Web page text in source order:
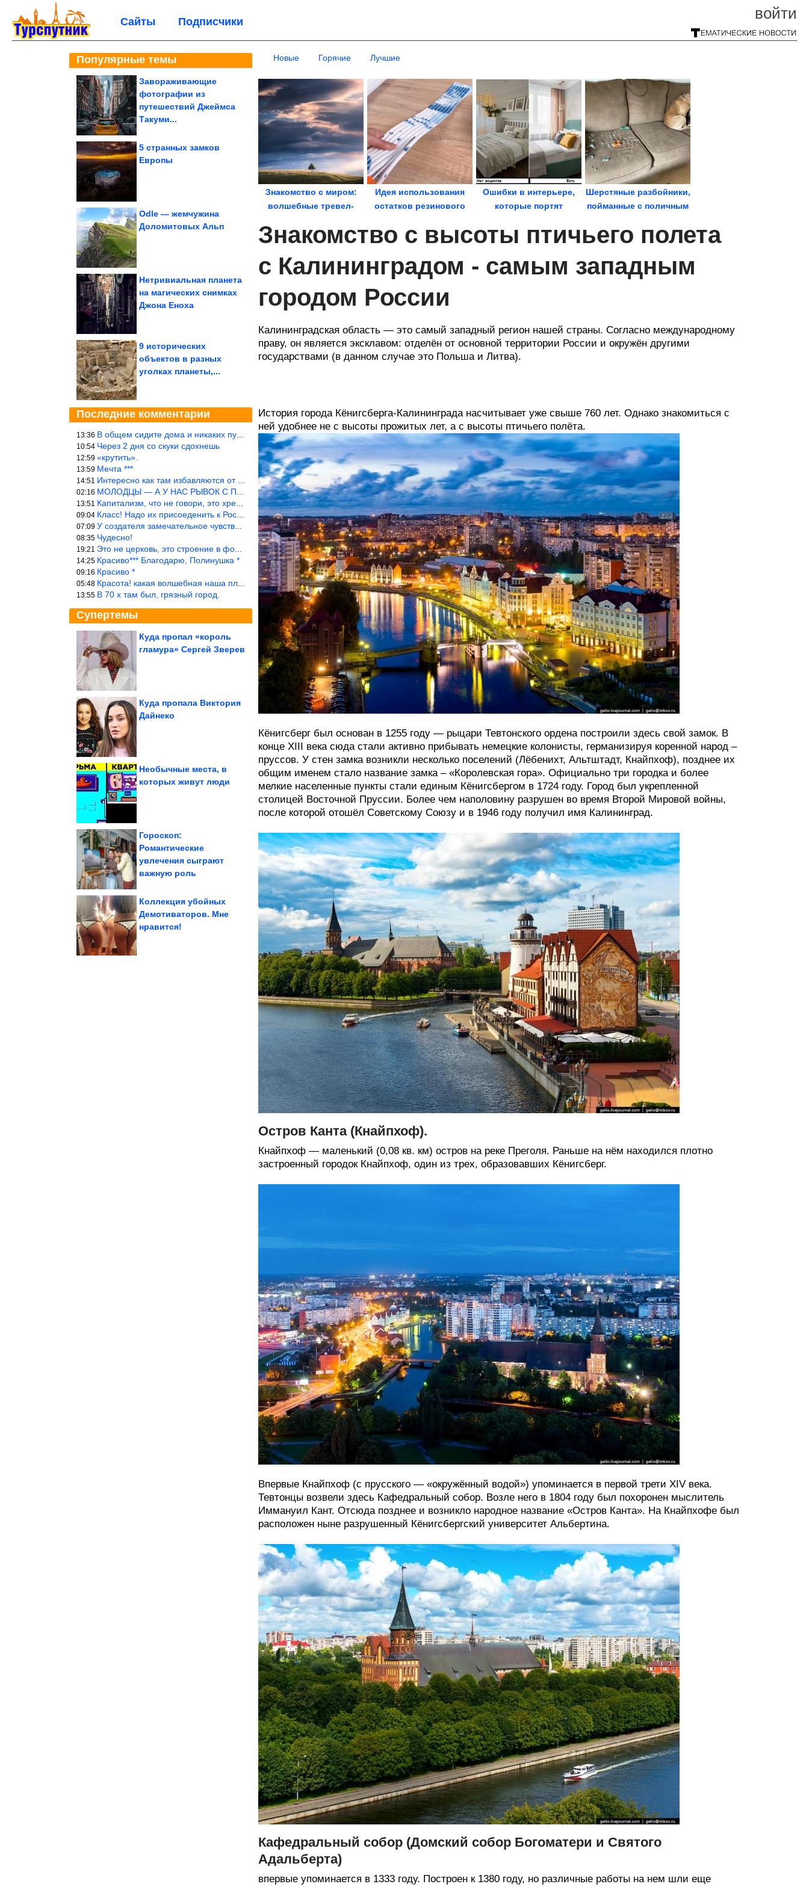
войти
Сайты Подписчики
Популярные темы
Завораживающие
фотографии из
путешествий Джеймса
Такуми...
5 странных замков
Европы
Odle — жемчужина
Доломитовых Альп
Нетривиальная планета
на магических снимках
Джона Еноха
9 исторических
объектов в разных
уголках планеты,...
Последние комментарии
13:36 В общем сидите дома и никаких путешествий А самая грязная в от
10:54 Через 2 дня со скуки сдохнешь
12:59 «крутить».
13:59 Мечта ***
14:51 Интересно как там избавляются от физиологических и прочих отходо
02:16 МОЛОДЦЫ — А У НАС РЫВОК С ПРОРЫВОМ В ТРУБУ
13:51 Капитализм, что не говори, это хреново (((
09:04 Класс! Надо их присоеденить к России!
07:09 У создателя замечательное чувство юмора! ))
08:35 Чудесно!
19:21 Это не церковь, это строение в форме церкви.
14:25 Красиво*** Благодарю, Полинушка *
09:16 Красиво *
05:48 Красота! какая волшебная наша планета!… еще-бы, мы понимали это…
13:55 В 70 х там был, грязный город.
Супертемы
Куда пропал «король
гламура» Сергей Зверев
Когда вселенная
Куда пропала Виктория
Дайнеко
Необычные места, в
которых живут люди
Гороскоп:
Романтические
увлечения сыграют
важную роль
Умер актёр Юрий
Коллекция убойных
Демотиваторов. Мне
нравится!
Любимов
Новые Горячие Лучшие
Знакомство с миром:
волшебные тревел-
Табаччи
Идея использования
остатков резинового
Ошибки в интерьере,
которые портят
Шерстяные разбойники,
пойманные с поличным
Знакомство с высоты птичьего полета
с Калининградом - самым западным
городом России
Калининградская область — это самый западный регион нашей страны. Согласно международному
праву, он является эксклавом: отделён от основной территории России и окружён другими
государствами (в данном случае это Польша и Литва).
История города Кёнигсберга-Калининграда насчитывает уже свыше 760 лет. Однако знакомиться с
ней удобнее не с высоты прожитых лет, а с высоты птичьего полёта.
Кёнигсберг был основан в 1255 году — рыцари Тевтонского ордена построили здесь свой замок. В
конце XIII века сюда стали активно прибывать немецкие колонисты, германизируя коренной народ –
пруссов. У стен замка возникли несколько поселений (Лёбенихт, Альтштадт, Кнайпхоф), позднее их
общим именем стало название замка – «Королевская гора». Официально три городка и более
мелкие населенные пункты стали единым Кёнигсбергом в 1724 году. Город был укрепленной
столицей Восточной Пруссии. Более чем наполовину разрушен во время Второй Мировой войны,
после которой отошёл Советскому Союзу и в 1946 году получил имя Калининград.
Остров Канта (Кнайпхоф).
Кнайпхоф — маленький (0,08 кв. км) остров на реке Преголя. Раньше на нём находился плотно
застроенный городок Кнайпхоф, один из трех, образовавших Кёнигсберг.
Впервые Кнайпхоф (с прусского — «окружённый водой») упоминается в первой трети XIV века.
Тевтонцы возвели здесь Кафедральный собор. Возле него в 1804 году был похоронен мыслитель
Иммануил Кант. Отсюда позднее и возникло народное название «Остров Канта». На Кнайпхофе был
расположен ныне разрушенный Кёнигсбергский университет Альбертина.
Кафедральный собор (Домский собор Богоматери и Святого
Адальберта)
впервые упоминается в 1333 году. Построен к 1380 году, но различные работы на нем шли еще